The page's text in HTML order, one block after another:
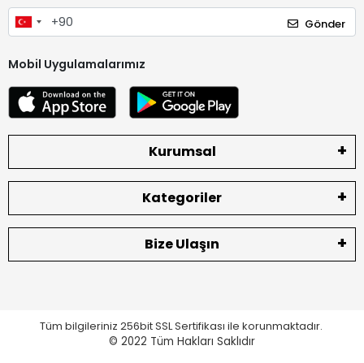
Gönder
Mobil Uygulamalarımız
Kurumsal
Kategoriler
Bize Ulaşın
Tüm bilgileriniz 256bit SSL Sertifikası ile korunmaktadır.
© 2022 Tüm Hakları Saklıdır